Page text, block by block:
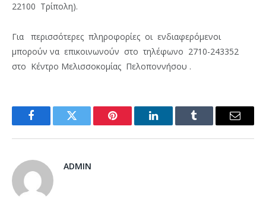
22100 Τρίπολη).
Για περισσότερες πληροφορίες οι ενδιαφερόμενοι
μπορούν να επικοινωνούν στο τηλέφωνο 2710-243352
στο Κέντρο Μελισσοκομίας Πελοποννήσου .
FacebookTwitter Pinterest LinkedInTumblr Email
ADMIN